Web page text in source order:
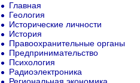
Главная
Геология
Исторические личности
История
Правоохранительные органы
Предпринимательство
Психология
Радиоэлектроника